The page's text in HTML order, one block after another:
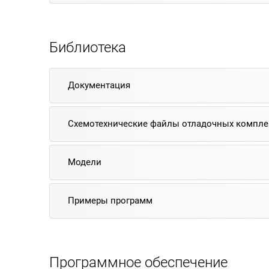
Библиотека
Документация
Схемотехнические файлы отладочных
Модели
Примеры программ
Программное обеспечение